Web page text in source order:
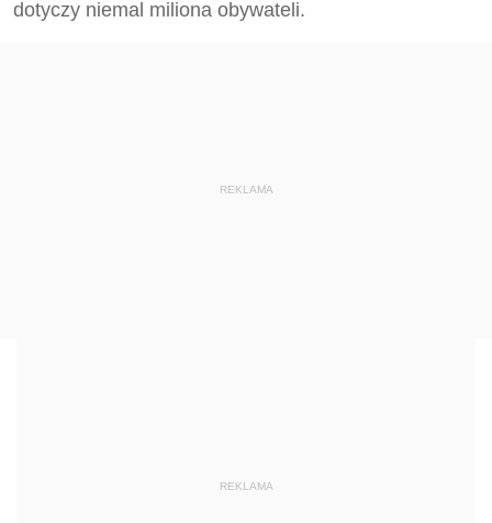
dotyczy niemal miliona obywateli.
REKLAMA
REKLAMA